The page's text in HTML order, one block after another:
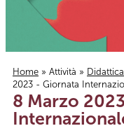
Tu sei qui
Home » Attività » Didattica
2023 - Giornata
8 Marzo